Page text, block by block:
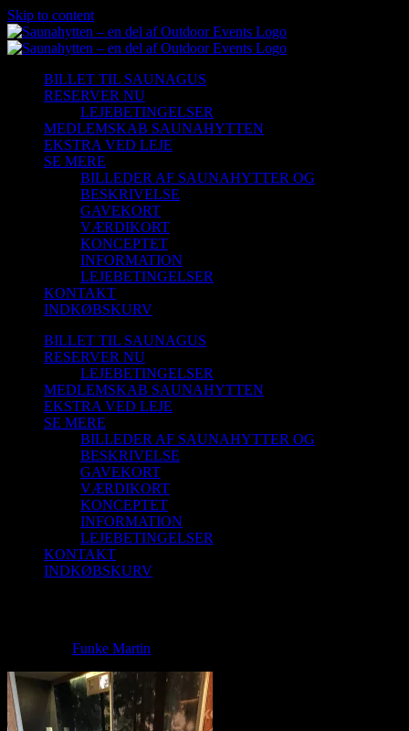
Skip to content
BILLET TIL SAUNAGUS
RESERVER NU
LEJEBETINGELSER
MEDLEMSKAB SAUNAHYTTEN
EKSTRA VED LEJE
SE MERE
BILLEDER AF SAUNAHYTTER OG
BESKRIVELSE
GAVEKORT
VÆRDIKORT
KONCEPTET
INFORMATION
LEJEBETINGELSER
KONTAKT
INDKØBSKURV
BILLET TIL SAUNAGUS
RESERVER NU
LEJEBETINGELSER
MEDLEMSKAB SAUNAHYTTEN
EKSTRA VED LEJE
SE MERE
BILLEDER AF SAUNAHYTTER OG
BESKRIVELSE
GAVEKORT
VÆRDIKORT
KONCEPTET
INFORMATION
LEJEBETINGELSER
KONTAKT
INDKØBSKURV
Funke Martin